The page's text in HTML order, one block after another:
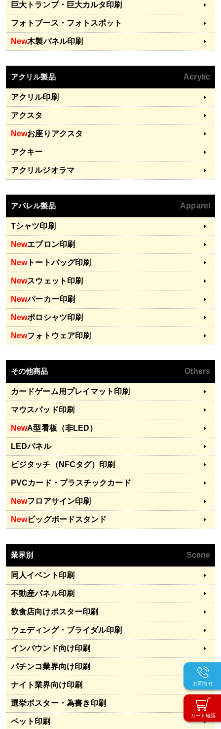
カート確認
お問合せ
巨大トランプ・巨大カルタ印刷
フォトブース・フォトスポット
New木製パネル印刷
アクリル製品 Acrylic
アクリル印刷
アクスタ
Newお座りアクスタ
アクキー
アクリルジオラマ
アパレル製品 Apparel
Tシャツ印刷
Newエプロン印刷
Newトートバッグ印刷
Newスウェット印刷
Newパーカー印刷
Newポロシャツ印刷
Newフォトウェア印刷
その他商品 Others
カードゲーム用プレイマット印刷
マウスパッド印刷
NewA型看板（非LED）
LEDパネル
ビジタッチ（NFCタグ）印刷
PVCカード・プラスチックカード
Newフロアサイン印刷
Newビッグボードスタンド
業界別 Scene
同人イベント印刷
不動産パネル印刷
飲食店向けポスター印刷
ウェディング・ブライダル印刷
インバウンド向け印刷
パチンコ業界向け印刷
ナイト業界向け印刷
選挙ポスター・為書き印刷
ペット印刷